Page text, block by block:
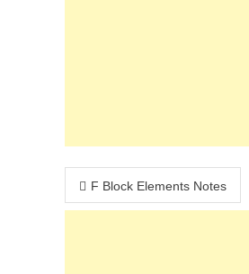
Post navigation
F Block Elements Notes